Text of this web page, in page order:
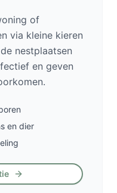
of
via kleine kieren
nestplaatsen
en geven
en dier